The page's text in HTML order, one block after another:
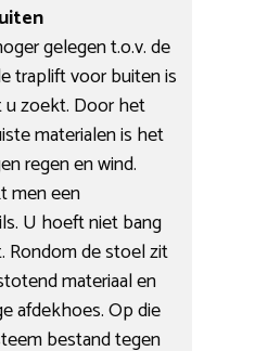
gelegen t.o.v. de
traplift voor buiten is
zoekt. Door het
materialen is het
regen en wind.
men een
U hoeft niet bang
Rondom de stoel zit
materiaal en
afdekhoes. Op die
bestand tegen